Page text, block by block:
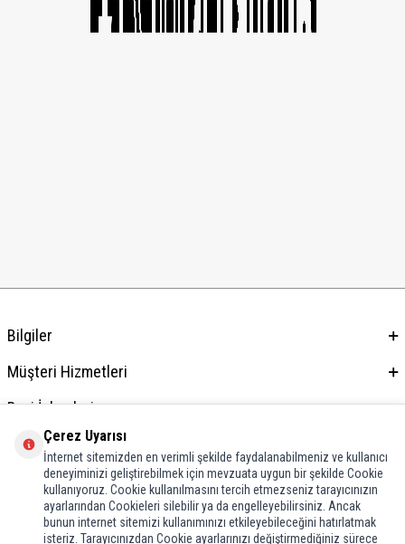
Bilgiler
Müşteri Hizmetleri
Bayi İşlemleri
Adres & İletişim
Çerez Uyarısı
İnternet sitemizden en verimli şekilde faydalanabilmeniz ve kullanıcı
deneyiminizi geliştirebilmek için mevzuata uygun bir şekilde Cookie
kullanıyoruz. Cookie kullanılmasını tercih etmezseniz tarayıcınızın
ayarlarından Cookieleri silebilir ya da engelleyebilirsiniz. Ancak
bunun internet sitemizi kullanımınızı etkileyebileceğini hatırlatmak
isteriz. Tarayıcınızdan Cookie ayarlarınızı değiştirmediğiniz sürece